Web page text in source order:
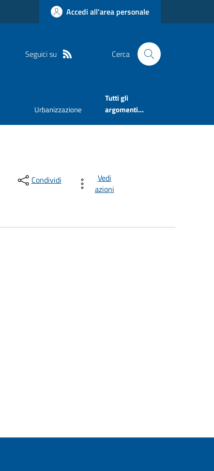
Accedi all'area personale
Seguici su Cerca
Urbanizzazione
Tutti gli
argomenti...
Condividi
Vedi
azioni